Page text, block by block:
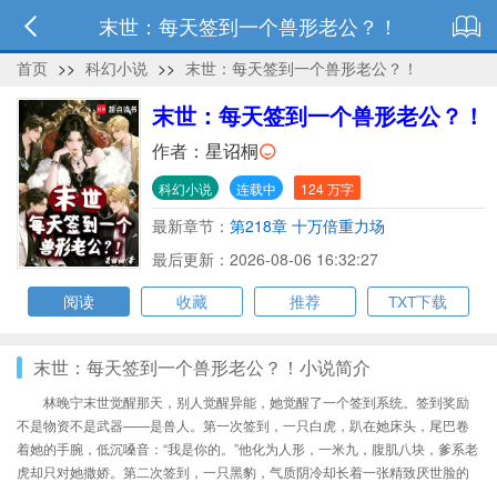
末世：每天签到一个兽形老公？！
首页 >> 科幻小说 >> 末世：每天签到一个兽形老公？！
末世：每天签到一个兽形老公？！
作者： 星诏桐
科幻小说 连载中 124 万字
最新章节： 第218章 十万倍重力场
最后更新：2026-08-06 16:32:27
阅读
收藏 推荐 TXT下载
末世：每天签到一个兽形老公？！小说简介
林晚宁末世觉醒那天，别人觉醒异能，她觉醒了一个签到系统。签到奖励
不是物资不是武器——是兽人。第一次签到，一只白虎，趴在她床头，尾巴卷
着她的手腕，低沉嗓音：“我是你的。”他化为人形，一米九，腹肌八块，爹系老
虎却只对她撒娇。第二次签到，一只黑豹，气质阴冷却长着一张精致厌世脸的